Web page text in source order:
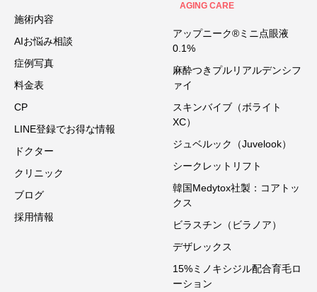
施術内容
AIお悩み相談
症例写真
料金表
CP
LINE登録でお得な情報
ドクター
クリニック
ブログ
採用情報
AGING CARE
アップニーク®ミニ点眼液
0.1%
麻酔つきプルリアルデンシフ
ァイ
スキンバイブ（ボライト
XC）
ジュベルック（Juvelook）
シークレットリフト
韓国Medytox社製：コアトッ
クス
ビラスチン（ビラノア）
デザレックス
15%ミノキシジル配合育毛ロ
ーション